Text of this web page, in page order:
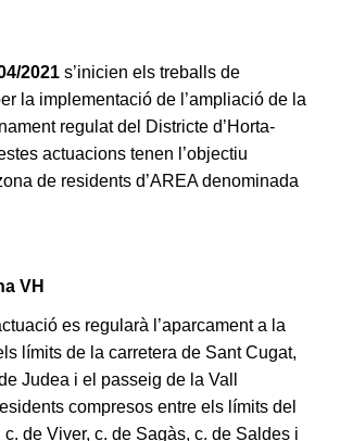
2021 s’inicien els treballs de
la implementació de l’ampliació de la
regulat del Districte d’Horta-
actuacions tenen l’objectiu
de residents d’AREA denominada
VH
es regularà l’aparcament a la
límits de la carretera de Sant Cugat,
Judea i el passeig de la Vall
compresos entre els límits del
de Viver, c. de Sagàs, c. de Saldes i